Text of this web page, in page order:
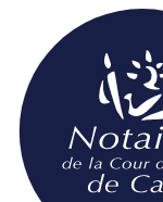
contenu
principal